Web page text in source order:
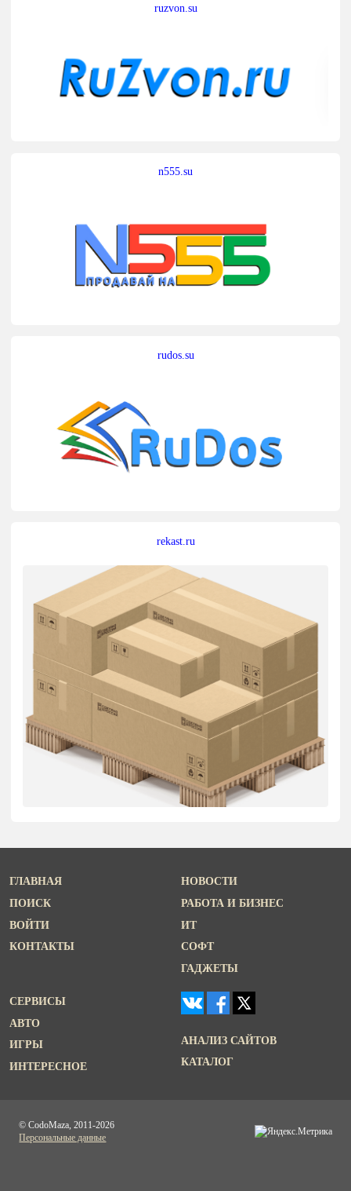
ruzvon.su
n555.su
rudos.su
rekast.ru
ГЛАВНАЯ
ПОИСК
ВОЙТИ
КОНТАКТЫ
НОВОСТИ
РАБОТА И БИЗНЕС
ИТ
СОФТ
ГАДЖЕТЫ
СЕРВИСЫ
АВТО
ИГРЫ
ИНТЕРЕСНОЕ
АНАЛИЗ САЙТОВ
КАТАЛОГ
© CodoMaza, 2011-2026
Персональные данные